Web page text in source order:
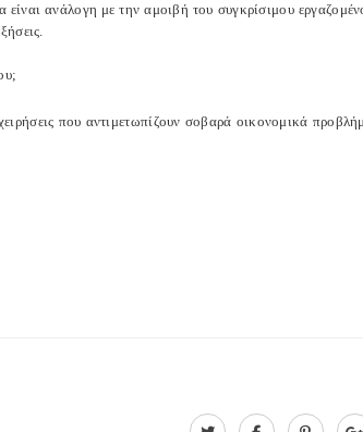
ανάλογη με την αμοιβή του συγκρίσιμου
που αντιμετωπίζουν σοβαρά οικονομικά